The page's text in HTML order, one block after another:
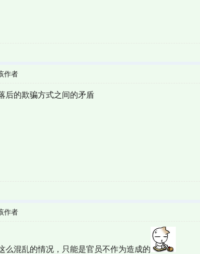
作者
后的欺骗方式之间的矛盾
作者
么混乱的情况，只能是官员不作为造成的